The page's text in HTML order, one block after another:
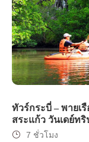
ทัวร์กระบี่ – พายเ
สระแก้ว วันเดย์ทริ
7 ชั่วโมง